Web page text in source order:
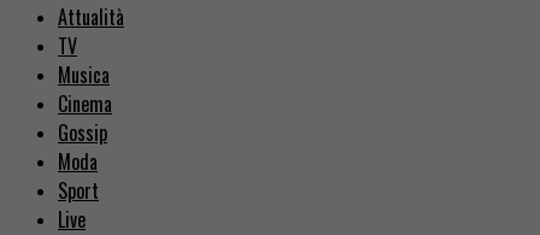
Attualità
TV
Musica
Cinema
Gossip
Moda
Sport
Live